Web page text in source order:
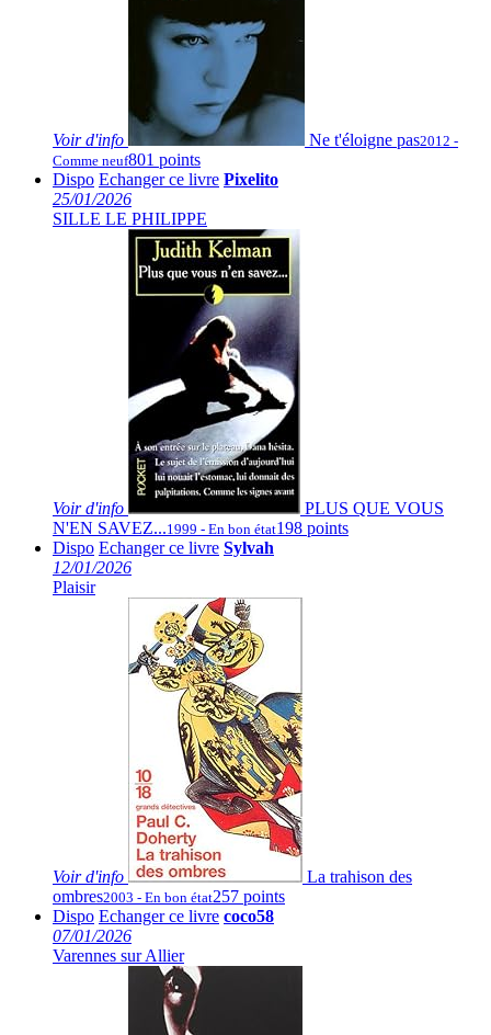
Voir d'info Ne t'éloigne pas2012 -
Comme neuf801 points
Dispo Echanger ce livre Pixelito
25/01/2026
SILLE LE PHILIPPE
Voir d'info
PLUS QUE VOUS
N'EN SAVEZ...1999 - En bon état198 points
Dispo Echanger ce livre Sylvah
12/01/2026
Plaisir
Voir d'info
La trahison des
ombres2003 - En bon état257 points
Dispo Echanger ce livre coco58
07/01/2026
Varennes sur Allier